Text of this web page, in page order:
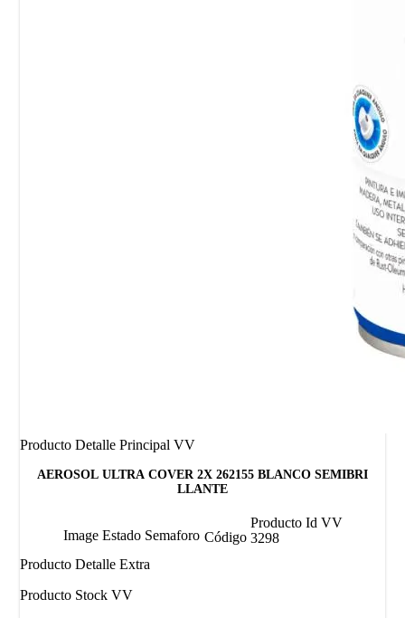
Producto Detalle Principal VV
AEROSOL ULTRA COVER 2X 262155 BLANCO SEMIBRI
LLANTE
Image Estado Semaforo Código
Producto Id VV
3298
Producto Detalle Extra
Producto Stock VV